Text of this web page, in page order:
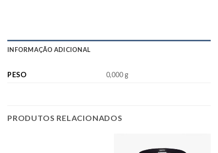
INFORMAÇÃO ADICIONAL
PESO 0,000 g
PRODUTOS RELACIONADOS